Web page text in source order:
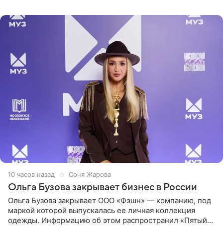
10 часов назад Соня Жарова
Ольга Бузова закрывает бизнес в России
Ольга Бузова закрывает ООО «Фэшн» — компанию, под
маркой которой выпускалась ее личная коллекция
одежды. Информацию об этом распространил «Пятый